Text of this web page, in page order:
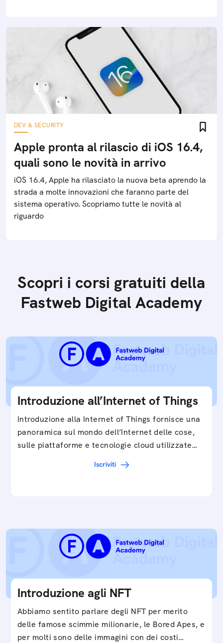
DEV & SECURITY
Apple pronta al rilascio di iOS 16.4,
quali sono le novità in arrivo
iOS 16.4, Apple ha rilasciato la nuova beta aprendo la
strada a molte innovazioni che faranno parte del
sistema operativo. Scopriamo tutte le novità al
riguardo
Scopri i corsi gratuiti della
Fastweb Digital Academy
Introduzione all’Internet of Things
Introduzione alla Internet of Things fornisce una
panoramica sul mondo dell’Internet delle cose,
sulle piattaforme e tecnologie cloud utilizzate
Iscriviti
Introduzione agli NFT
Abbiamo sentito parlare degli NFT per merito
delle famose scimmie milionarie, le Bored Apes, e
per molti sono delle immagini con dei costi…